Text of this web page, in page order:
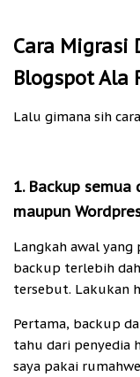
Cara Migrasi
Blogspot Ala
Lalu gimana sih
1. Backup
maupun
Langkah awal
backup terlebih
tersebut. Lakukan
Pertama, backup
tahu dari penyedia
saya pakai